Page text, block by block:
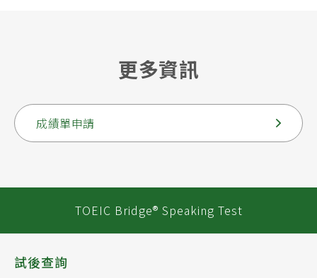
更多資訊
成績單申請
TOEIC Bridge® Speaking Test
試後查詢